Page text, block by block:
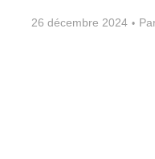
26 décembre 2024